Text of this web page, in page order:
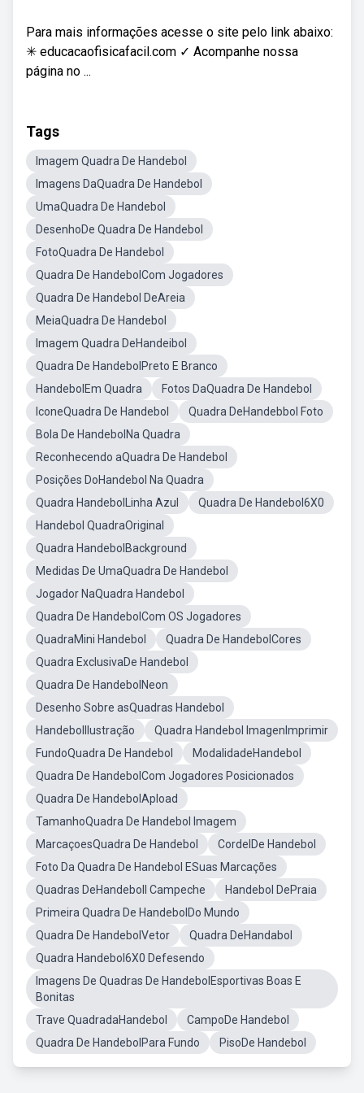
Para mais informações acesse o site pelo link abaixo:
✳ educacaofisicafacil.com ✓ Acompanhe nossa
página no ...
Tags
Imagem Quadra De Handebol
Imagens DaQuadra De Handebol
UmaQuadra De Handebol
DesenhoDe Quadra De Handebol
FotoQuadra De Handebol
Quadra De HandebolCom Jogadores
Quadra De Handebol DeAreia
MeiaQuadra De Handebol
Imagem Quadra DeHandeibol
Quadra De HandebolPreto E Branco
HandebolEm Quadra
Fotos DaQuadra De Handebol
IconeQuadra De Handebol
Quadra DeHandebbol Foto
Bola De HandebolNa Quadra
Reconhecendo aQuadra De Handebol
Posições DoHandebol Na Quadra
Quadra HandebolLinha Azul
Quadra De Handebol6X0
Handebol QuadraOriginal
Quadra HandebolBackground
Medidas De UmaQuadra De Handebol
Jogador NaQuadra Handebol
Quadra De HandebolCom OS Jogadores
QuadraMini Handebol
Quadra De HandebolCores
Quadra ExclusivaDe Handebol
Quadra De HandebolNeon
Desenho Sobre asQuadras Handebol
HandebolIlustração
Quadra Handebol ImagenImprimir
FundoQuadra De Handebol
ModalidadeHandebol
Quadra De HandebolCom Jogadores Posicionados
Quadra De HandebolApload
TamanhoQuadra De Handebol Imagem
MarcaçoesQuadra De Handebol
CordelDe Handebol
Foto Da Quadra De Handebol ESuas Marcações
Quadras DeHandeboll Campeche
Handebol DePraia
Primeira Quadra De HandebolDo Mundo
Quadra De HandebolVetor
Quadra DeHandabol
Quadra Handebol6X0 Defesendo
Imagens De Quadras De HandebolEsportivas Boas E
Bonitas
Trave QuadradaHandebol
CampoDe Handebol
Quadra De HandebolPara Fundo
PisoDe Handebol